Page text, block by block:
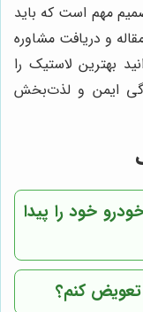
مهم است که باید
و دریافت مشاوره
بهترین لاستیک را
ایمن و لذت‌بخش
خود را پیدا
تعویض کنم؟